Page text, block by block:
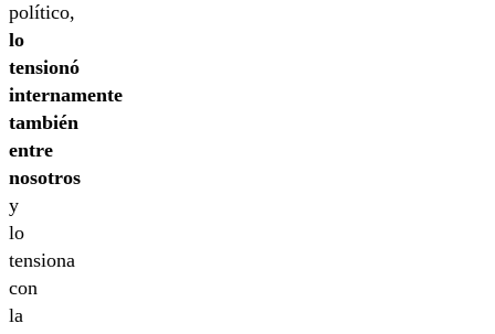
político,
lo
tensionó
internamente
también
entre
nosotros
y
lo
tensiona
con
la